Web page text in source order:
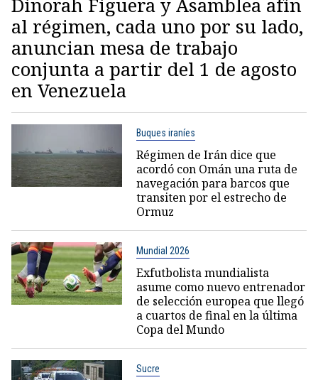
al régimen, cada uno por su lado,
anuncian mesa de trabajo
conjunta a partir del 1 de agosto
en Venezuela
Buques iraníes
Régimen de Irán dice que
acordó con Omán una ruta de
navegación para barcos que
transiten por el estrecho de
Ormuz
Mundial 2026
Exfutbolista mundialista
asume como nuevo entrenador
de selección europea que llegó
a cuartos de final en la última
Copa del Mundo
Sucre